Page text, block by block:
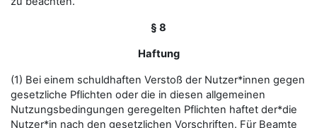
§ 8
Haftung
(1) Bei einem schuldhaften Verstoß der Nutzer*innen gegen
gesetzliche Pflichten oder die in diesen allgemeinen
Nutzungsbedingungen geregelten Pflichten haftet der*die
Nutzer*in nach den gesetzlichen Vorschriften. Für Beamte